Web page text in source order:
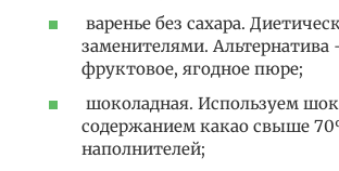
варенье без сахара.
заменителями.
фруктовое, ягодное пюре;
шоколадная. Используем
содержанием какао свыше
наполнителей;